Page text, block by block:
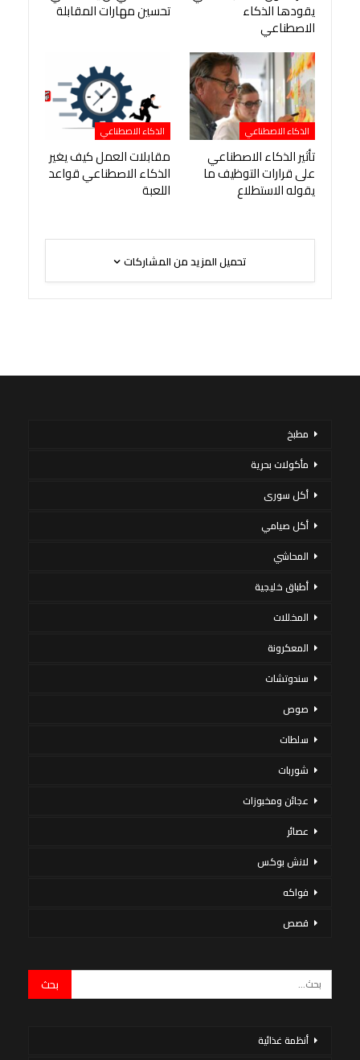
يقودها الذكاء
الاصطناعي
تحسين مهارات المقابلة
الذكاء الاصطناعي
تأثير الذكاء الاصطناعي
على قرارات التوظيف ما
يقوله الاستطلاع
الذكاء الاصطناعي
مقابلات العمل كيف يغير
الذكاء الاصطناعي قواعد
اللعبة
تحميل المزيد من المشاركات
مطبخ
مأكولات بحرية
أكل سورى
أكل صيامي
المحاشي
أطباق خليجية
المخللات
المعكرونة
سندوتشات
صوص
سلطات
شوربات
عجائن ومخبوزات
عصائر
لانش بوكس
فواكه
قصص
أنظمة غذائية